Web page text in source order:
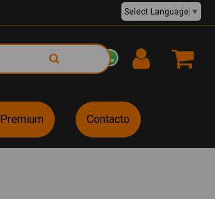
EUR €
Select Language ▼
Contacto